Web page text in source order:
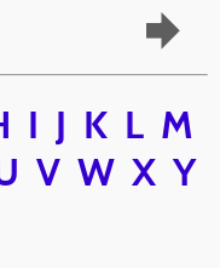
I J K L M
V W X Y